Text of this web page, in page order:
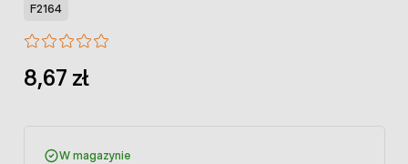
F2164
8,67 zł
W magazynie